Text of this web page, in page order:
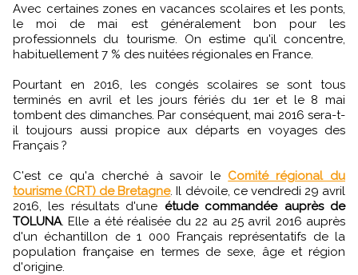
Avec certaines zones en vacances scolaires et les ponts,
le moi de mai est généralement bon pour les
professionnels du tourisme. On estime qu'il concentre,
habituellement 7 % des nuitées régionales en France.
Pourtant en 2016, les congés scolaires se sont tous
terminés en avril et les jours fériés du 1er et le 8 mai
tombent des dimanches. Par conséquent, mai 2016 sera-t-
il toujours aussi propice aux départs en voyages des
Français ?
C'est ce qu'a cherché à savoir le Comité régional du
tourisme (CRT) de Bretagne. Il dévoile, ce vendredi 29 avril
2016, les résultats d'une étude commandée auprès de
TOLUNA. Elle a été réalisée du 22 au 25 avril 2016 auprès
d'un échantillon de 1 000 Français représentatifs de la
population française en termes de sexe, âge et région
d'origine.